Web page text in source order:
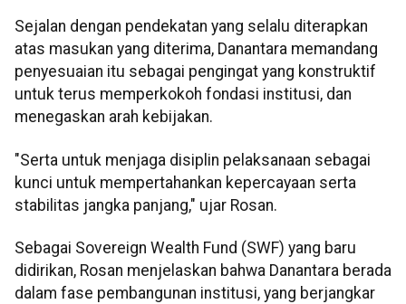
Sejalan dengan pendekatan yang selalu diterapkan
atas masukan yang diterima, Danantara memandang
penyesuaian itu sebagai pengingat yang konstruktif
untuk terus memperkokoh fondasi institusi, dan
menegaskan arah kebijakan.
"Serta untuk menjaga disiplin pelaksanaan sebagai
kunci untuk mempertahankan kepercayaan serta
stabilitas jangka panjang," ujar Rosan.
Sebagai Sovereign Wealth Fund (SWF) yang baru
didirikan, Rosan menjelaskan bahwa Danantara berada
dalam fase pembangunan institusi, yang berjangkar